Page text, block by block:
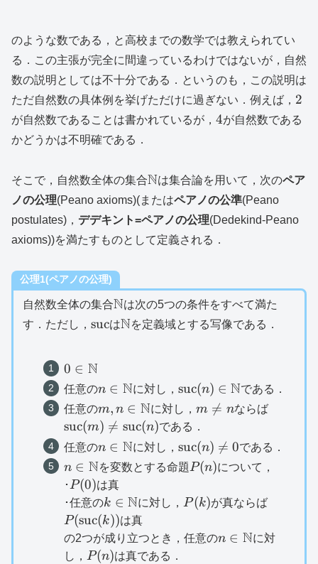
のような数である，と高校までの数学では教えられてい
る．この主張が完全に間違っているわけではないが，自然
数の説明としては不十分である．というのも，この説明は
ただ自然数の具体例を挙げただけに過ぎない．例えば， 2
2
が自然数であることは書かれているが， 4
4が自然数である
かどうかは不明確である．
そこで，自然数全体の集合\mathbb{N}
Nは集合論を用いて，次のペア
ノの公理(Peano axioms)(またはペアノの公準(Peano
postulates)， デデキント=ペアノの公理(Dedekind-Peano
axioms))を満たすものとして定義される．
公理1(ペアノの公理)
自然数全体の集合\mathbb{N}
Nは次の5つの条件をすべて満た
す．ただし， \mathrm{suc}
sucは\mathbb{N}
Nを定義域とする写像である．
0\in
\mathbb{N}
0 ∈ N
任意のn\in
\mathbb{N}
n ∈ Nに対し， \mathrm{suc}
(n)\in
\mathbb{N}
suc(n) ∈ Nである．
任意のm,n\in
\mathbb{N}
m, n ∈ Nに対し， m\neq
m 
= nならば
(n)
suc(m) 
= suc(n)である．
任意のn\in
\mathbb{N}
n ∈ Nに対し， \mathrm{suc}
(n)\neq 0
suc(n) 
= 0である．
n\in
\mathbb{N}
n ∈ Nを変数とする命題 P(n)
P(n)について，
･ P(0)
P(0)は真
･任意のk\in
\mathbb{N}
k ∈ Nに対し， P(k)
P(k)が真ならば
P(suc(k))は真
の2つが成り立つとき，任意のn\in
n ∈ Nに対
し， P(n)
P(n)は真である．